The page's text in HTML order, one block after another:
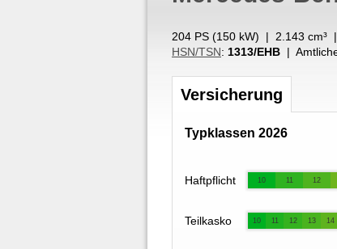
204 PS (150 kW) | 2.143 cm³ |
HSN/TSN: 1313/EHB |
Versicherung
Typklassen 2026
Haftpflicht 10 11 12
Teilkasko 10 11 12 13 14